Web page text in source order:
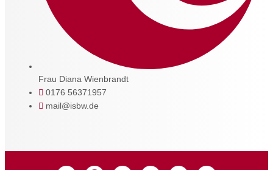
Frau Diana Wienbrandt
0176 56371957
mail@isbw.de